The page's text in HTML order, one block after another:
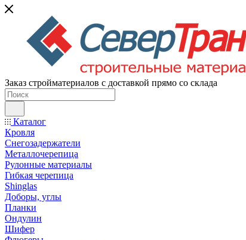
Заказ стройматериалов с доставкой прямо со склада
Каталог
Кровля
Снегозадержатели
Металлочерепица
Рулонные материалы
Гибкая черепица
Shinglas
Доборы, углы
Планки
Ондулин
Шифер